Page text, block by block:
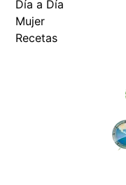
Día a Día
Mujer
Recetas